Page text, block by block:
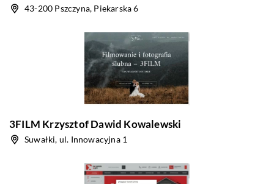
43-200 Pszczyna, Piekarska 6
3FILM Krzysztof Dawid Kowalewski
Suwałki, ul. Innowacyjna 1